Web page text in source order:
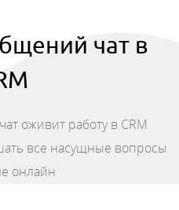
чат в
оживит работу в CRM
все насущные вопросы
онлайн